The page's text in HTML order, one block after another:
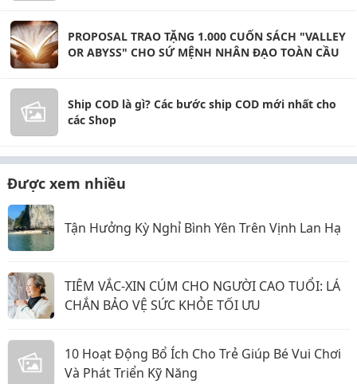
PROPOSAL TRAO TẶNG 1.000 CUỐN SÁCH "VALLEY
OR ABYSS" CHO SỨ MỆNH NHÂN ĐẠO TOÀN CẦU
Ship COD là gì? Các bước ship COD mới nhất cho
các Shop
Được xem nhiều
Tận Hưởng Kỳ Nghỉ Bình Yên Trên Vịnh Lan Hạ
TIÊM VẮC-XIN CÚM CHO NGƯỜI CAO TUỔI: LÁ
CHẮN BẢO VỆ SỨC KHỎE TỐI ƯU
10 Hoạt Động Bổ Ích Cho Trẻ Giúp Bé Vui Chơi
Và Phát Triển Kỹ Năng